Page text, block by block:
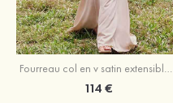
Fourreau col en v satin extensible ras du sol robe de demoiselle d'honneur
114 €